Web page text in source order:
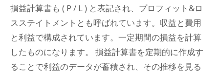
損益計算書も ( P / L ) と表記され、プロフィット&ロ
スステイトメントとも呼ばれています。収益と費用
と利益で構成されています。一定期間の損益を計算
したものになります。 損益計算書を定期的に作成す
ることで利益のデータが蓄積され、その推移を見る